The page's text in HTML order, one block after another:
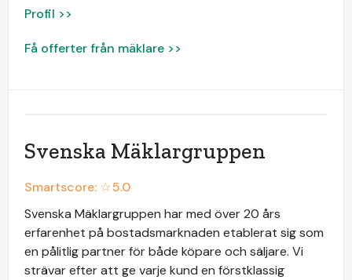
Profil >>
Få offerter från mäklare >>
Svenska Mäklargruppen
Smartscore: ☆5.0
Svenska Mäklargruppen har med över 20 års
erfarenhet på bostadsmarknaden etablerat sig som
en pålitlig partner för både köpare och säljare. Vi
strävar efter att ge varje kund en förstklassig